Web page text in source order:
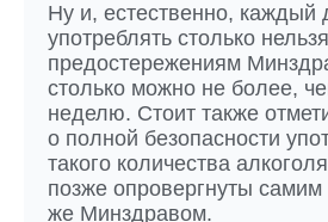
Ну и, естественно, каждый
употреблять столько
предостережениям
столько можно не более,
неделю. Стоит также
о полной безопасности
такого количества
позже опровергнуты самим
же Минздравом.